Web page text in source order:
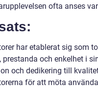
ofta anses
har etablerat sig som
prestanda och enkelhet i
och dedikering till
för att möta